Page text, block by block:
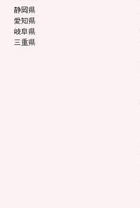
静岡県
愛知県
岐阜県
三重県